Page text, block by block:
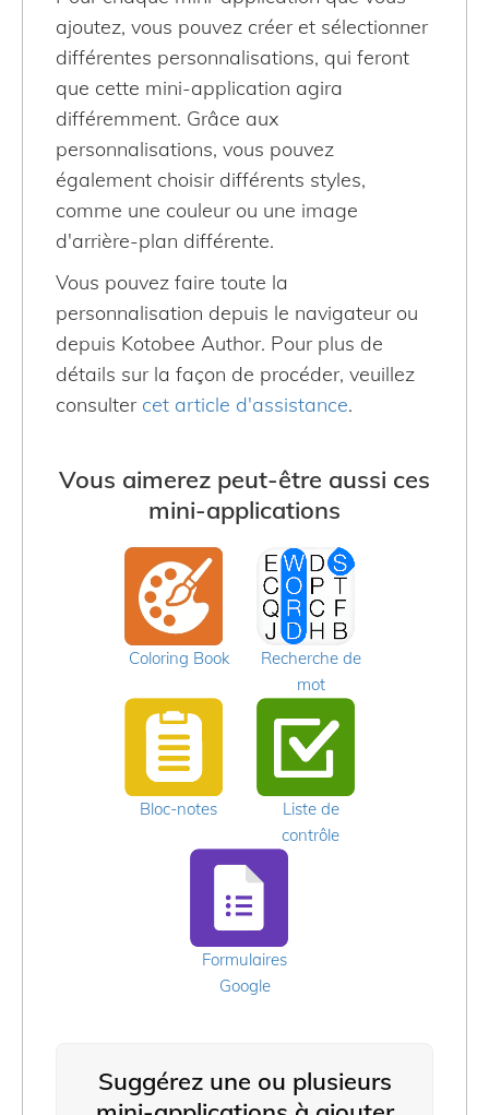
ajoutez, vous pouvez créer et sélectionner
différentes personnalisations, qui feront
que cette mini-application agira
différemment. Grâce aux
personnalisations, vous pouvez
également choisir différents styles,
comme une couleur ou une image
d'arrière-plan différente.
Vous pouvez faire toute la
personnalisation depuis le navigateur ou
depuis Kotobee Author. Pour plus de
détails sur la façon de procéder, veuillez
consulter cet article d'assistance.
Vous aimerez peut-être aussi ces
mini-applications
Coloring Book
Recherche de
mot
Bloc-notes
Liste de
contrôle
Formulaires
Google
Suggérez une ou plusieurs